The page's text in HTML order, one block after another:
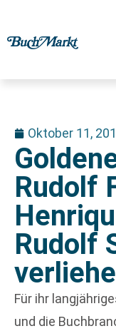
Oktober 11,
Rudolf
Rudolf
Für ihr
und die